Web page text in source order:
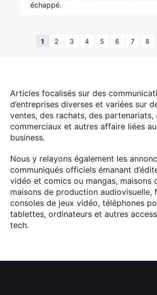
Articles focalisés sur des
d’entreprises diverses et variées sur
ventes, des rachats, des partenariats,
commerciaux et autres affaire liées
business.
Nous y relayons également les
communiqués officiels émanant
vidéo et comics ou mangas, maisons
maisons de production audiovisuelle,
consoles de jeux vidéo, téléphones
tablettes, ordinateurs et autres
tech.
échappé.
1 2 3 4 5 6 7 8